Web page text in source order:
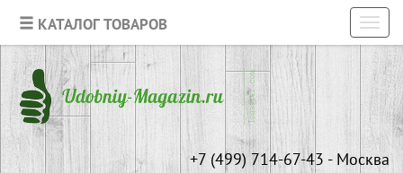
КАТАЛОГ ТОВАРОВ
+7 (499) 714-67-43 - Москва